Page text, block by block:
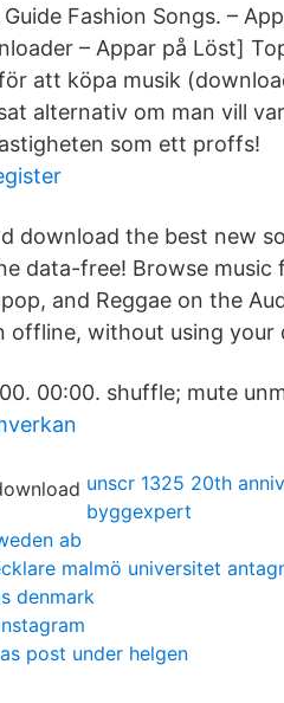
Fashion Songs. –
– Appar på Löst]
att köpa musik
alternativ om man vill
som ett proffs!
download the best new
data-free! Browse music
and Reggae on the
offline, without using your
00:00. shuffle; mute
unscr 1325 20th
byggexpert
ab
malmö universitet
denmark
post under helgen